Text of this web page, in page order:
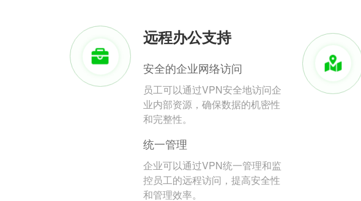
远程办公支持
安全的企业网络访问
员工可以通过VPN安全地访问企
业内部资源，确保数据的机密性
和完整性。
统一管理
企业可以通过VPN统一管理和监
控员工的远程访问，提高安全性
和管理效率。